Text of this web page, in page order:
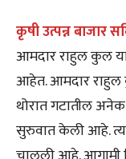
कृषी उत्पन्न बाजार
आमदार राहुल कुल
आहेत. आमदार राहुल
थोरात गटातील अनेक
सुरुवात केली आहे.